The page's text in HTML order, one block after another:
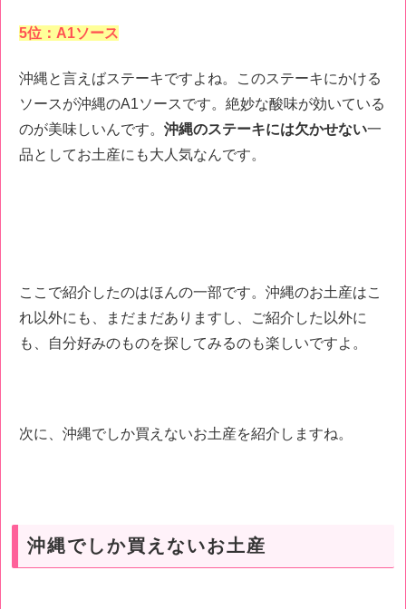
5位：A1ソース
沖縄と言えばステーキですよね。このステーキにかける
ソースが沖縄のA1ソースです。絶妙な酸味が効いている
のが美味しいんです。 沖縄のステーキには欠かせない一
品としてお土産にも大人気なんです。
ここで紹介したのはほんの一部です。沖縄のお土産はこ
れ以外にも、まだまだありますし、ご紹介した以外に
も、自分好みのものを探してみるのも楽しいですよ。
次に、沖縄でしか買えないお土産を紹介しますね。
沖縄でしか買えないお土産